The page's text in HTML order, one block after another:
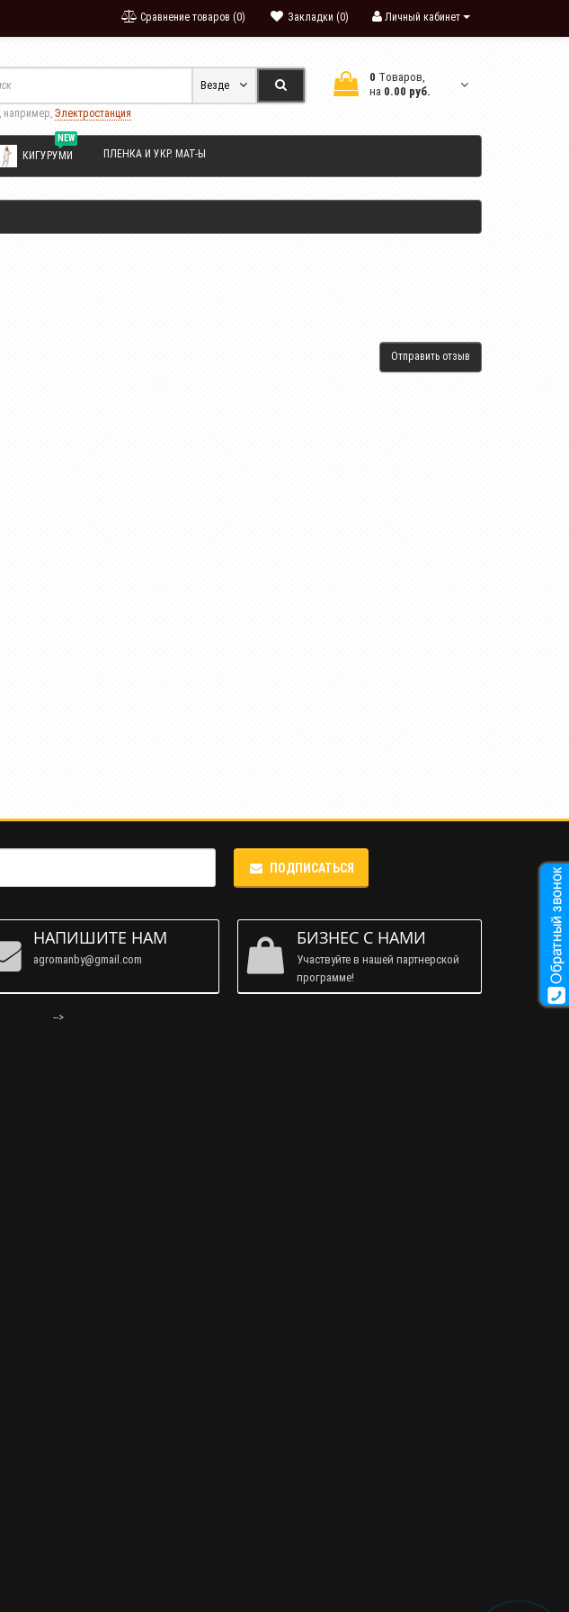
Личный кабинет
Закладки (0)
Сравнение товаров (0)
0 Tоваров,
на 0.00 руб.
Везде
например, Электростанция
NEW
КИГУРУМИ ПЛЕНКА И УКР. МАТ-Ы
Отправить отзыв
ПОДПИСАТЬСЯ
НАПИШИТЕ НАМ
agromanby@gmail.com
БИЗНЕС С НАМИ
Участвуйте в нашей партнерской
программе!
-->